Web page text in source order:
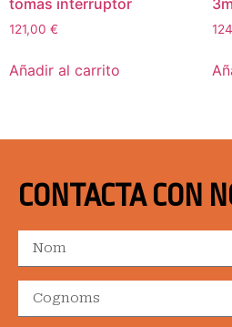
tomas interruptor
121,00 €
Añadir al carrito
3m
CONTACTA CON